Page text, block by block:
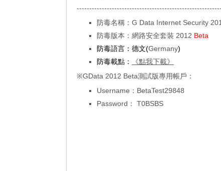
防毒名稱：G Data Internet Security
防毒版本：網路安全套裝 2012 Beta
防毒語言：德文(Germany)
防毒載點：
《點我下載》
※GData 2012 Beta測試版專用帳戶：
Username：BetaTest29848
Password： T0BSBS